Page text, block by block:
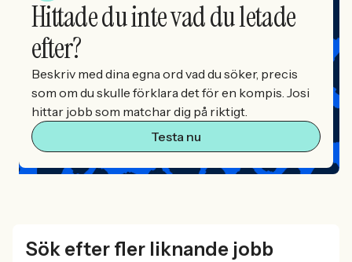
Hittade du inte vad du letade
efter?
Beskriv med dina egna ord vad du söker, precis
som om du skulle förklara det för en kompis. Josi
hittar jobb som matchar dig på riktigt.
Testa nu
Sök efter fler liknande jobb